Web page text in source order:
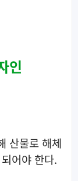
인
산물로 해체
어야 한다.